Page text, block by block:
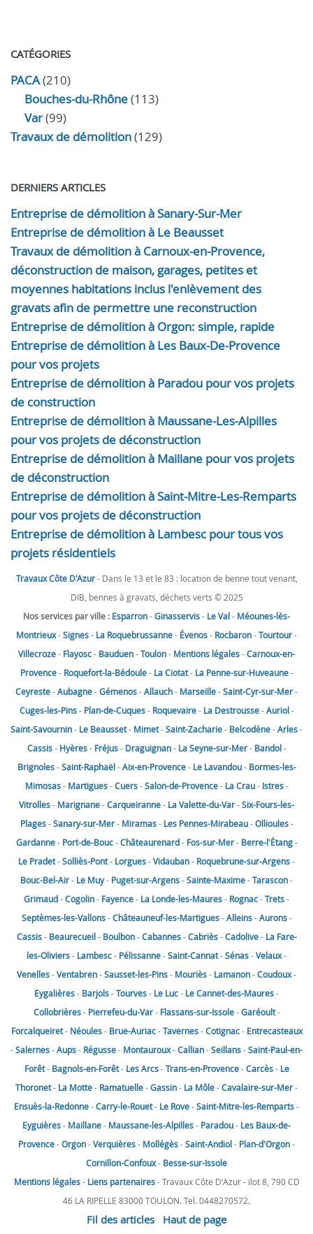
CATÉGORIES
PACA(210)
Bouches-du-Rhône(113)
Var(99)
Travaux de démolition(129)
DERNIERS ARTICLES
Entreprise de démolition à Sanary-Sur-Mer
Entreprise de démolition à Le Beausset
Travaux de démolition à Carnoux-en-Provence,
déconstruction de maison, garages, petites et
moyennes habitations inclus l'enlèvement des
gravats afin de permettre une reconstruction
Entreprise de démolition à Orgon: simple, rapide
Entreprise de démolition à Les Baux-De-Provence
pour vos projets
Entreprise de démolition à Paradou pour vos projets
de construction
Entreprise de démolition à Maussane-Les-Alpilles
pour vos projets de déconstruction
Entreprise de démolition à Maillane pour vos projets
de déconstruction
Entreprise de démolition à Saint-Mitre-Les-Remparts
pour vos projets de déconstruction
Entreprise de démolition à Lambesc pour tous vos
projets résidentiels
Travaux Côte D'Azur- Dans le 13 et le 83 : location de benne tout venant,
DIB, bennes à gravats, déchets verts © 2025
Nos services par ville : Esparron-Ginasservis- Le Val- Méounes-lès-
Montrieux-Signes- La Roquebrussanne- Évenos- Rocbaron-Tourtour-
Villecroze- Flayosc- Bauduen-Toulon- Mentions légales-Carnoux-en-
Provence- Roquefort-la-Bédoule- La Ciotat- La Penne-sur-Huveaune-
Ceyreste-Aubagne-Gémenos-Allauch- Marseille-Saint-Cyr-sur-Mer-
Cuges-les-Pins- Plan-de-Cuques- Roquevaire- La Destrousse-Auriol-
Saint-Savournin- Le Beausset- Mimet-Saint-Zacharie- Belcodène-Arles-
Cassis- Hyères- Fréjus- Draguignan- La Seyne-sur-Mer- Bandol-
Brignoles-Saint-Raphaël-Aix-en-Provence- Le Lavandou- Bormes-les-
Mimosas- Martigues-Cuers-Salon-de-Provence- La Crau- Istres-
Vitrolles- Marignane-Carqueiranne- La Valette-du-Var-Six-Fours-les-
Plages-Sanary-sur-Mer- Miramas- Les Pennes-Mirabeau-Ollioules-
Gardanne- Port-de-Bouc-Châteaurenard- Fos-sur-Mer- Berre-l'Étang-
Le Pradet-Solliès-Pont- Lorgues-Vidauban- Roquebrune-sur-Argens-
Bouc-Bel-Air- Le Muy- Puget-sur-Argens-Sainte-Maxime-Tarascon-
Grimaud-Cogolin- Fayence- La Londe-les-Maures- Rognac-Trets-
Septèmes-les-Vallons-Châteauneuf-les-Martigues-Alleins-Aurons-
Cassis- Beaurecueil- Boulbon-Cabannes-Cabriès-Cadolive- La Fare-
les-Oliviers- Lambesc- Pélissanne-Saint-Cannat-Sénas-Velaux-
Venelles-Ventabren-Sausset-les-Pins- Mouriès- Lamanon-Coudoux-
Eygalières- Barjols-Tourves- Le Luc- Le Cannet-des-Maures-
Collobrières- Pierrefeu-du-Var- Flassans-sur-Issole-Garéoult-
Forcalqueiret- Néoules- Brue-Auriac-Tavernes-Cotignac- Entrecasteaux
-Salernes-Aups- Régusse- Montauroux-Callian-Seillans-Saint-Paul-en-
Forêt- Bagnols-en-Forêt- Les Arcs-Trans-en-Provence-Carcès- Le
Thoronet- La Motte- Ramatuelle-Gassin- La Môle-Cavalaire-sur-Mer-
Ensuès-la-Redonne-Carry-le-Rouet- Le Rove-Saint-Mitre-les-Remparts-
Eyguières- Maillane- Maussane-les-Alpilles- Paradou- Les Baux-de-
Provence-Orgon-Verquières- Mollégès-Saint-Andiol- Plan-d'Orgon-
Cornillon-Confoux- Besse-sur-Issole
Mentions légales- Liens partenaires- Travaux Côte D'Azur - ilot 8, 790 CD
46 LA RIPELLE 83000 TOULON. Tel. 0448270572.
Fil des articles Haut de page